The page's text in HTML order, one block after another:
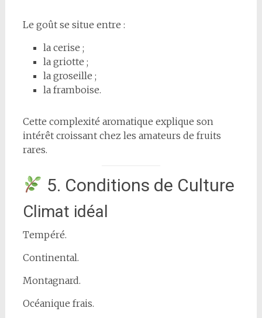
Le goût se situe entre :
la cerise ;
la griotte ;
la groseille ;
la framboise.
Cette complexité aromatique explique son
intérêt croissant chez les amateurs de fruits
rares.
5. Conditions de Culture
Climat idéal
Tempéré.
Continental.
Montagnard.
Océanique frais.